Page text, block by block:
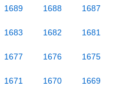
1689 1688 1687
1683 1682 1681
1677 1676 1675
1671 1670 1669